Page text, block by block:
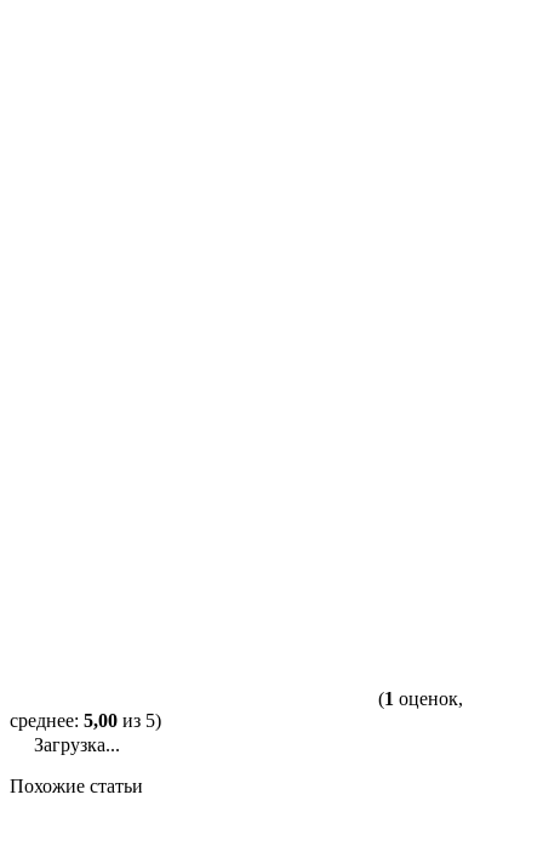
(1 оценок,
среднее: 5,00 из 5)
Загрузка...
Похожие статьи